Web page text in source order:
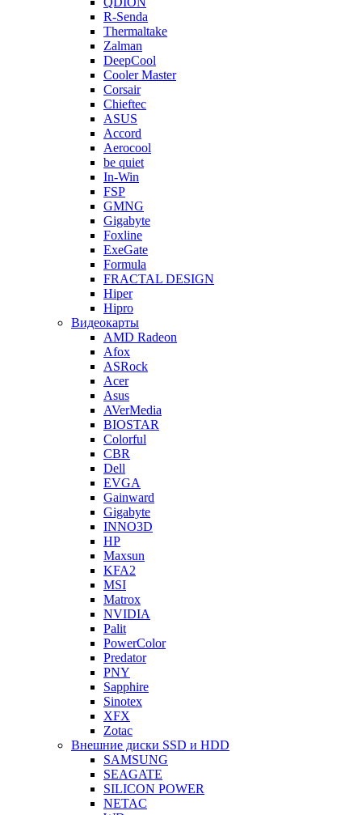
R-Senda
Thermaltake
Zalman
DeepCool
Cooler Master
Corsair
Chieftec
ASUS
Accord
Aerocool
be quiet
In-Win
FSP
GMNG
Gigabyte
Foxline
ExeGate
Formula
FRACTAL DESIGN
Hiper
Hipro
Видеокарты
AMD Radeon
Afox
ASRock
Acer
Asus
AVerMedia
BIOSTAR
Colorful
CBR
Dell
EVGA
Gainward
Gigabyte
INNO3D
HP
Maxsun
KFA2
MSI
Matrox
NVIDIA
Palit
PowerColor
Predator
PNY
Sapphire
Sinotex
XFX
Zotac
Внешние диски SSD и HDD
SAMSUNG
SEAGATE
SILICON POWER
NETAC